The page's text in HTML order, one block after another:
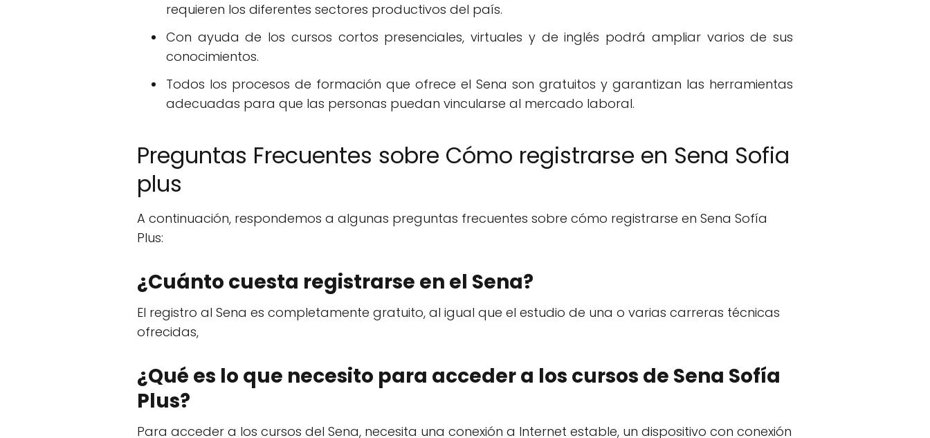
requieren los diferentes sectores productivos del país.
Con ayuda de los cursos cortos presenciales, virtuales y de inglés podrá ampliar varios de sus
conocimientos.
Todos los procesos de formación que ofrece el Sena son gratuitos y garantizan las herramientas
adecuadas para que las personas puedan vincularse al mercado laboral.
Preguntas Frecuentes sobre Cómo registrarse en Sena Sofia
plus
A continuación, respondemos a algunas preguntas frecuentes sobre cómo registrarse en Sena Sofía
Plus:
¿Cuánto cuesta registrarse en el Sena?
El registro al Sena es completamente gratuito, al igual que el estudio de una o varias carreras técnicas
ofrecidas,
¿Qué es lo que necesito para acceder a los cursos de Sena Sofía
Plus?
Para acceder a los cursos del Sena, necesita una conexión a Internet estable, un dispositivo con conexión